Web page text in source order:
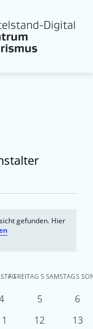
gefunden. Hier
FFREITAG SSAMSTAGS
0
5
0
6
0
12
0
13